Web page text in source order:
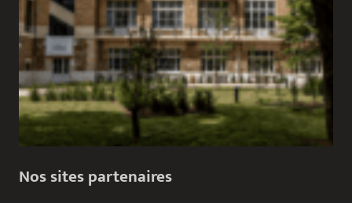
Nos sites partenaires